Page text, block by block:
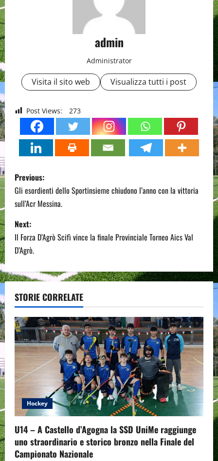
admin
Administrator
Visita il sito web Visualizza tutti i post
Post Views: 273
P
o
s
t
n
a
v
i
g
a
t
i
o
n
Previous:
Gli esordienti dello Sportinsieme chiudono l’anno con la vittoria
sull’Acr Messina.
Next:
Il Forza D’Agrò Scifì vince la finale Provinciale Torneo Aics Val
D’Agrò.
STORIE CORRELATE
Hockey
U14 – A Castello d’Agogna la SSD UniMe raggiunge
uno straordinario e storico bronzo nella Finale del
Campionato Nazionale